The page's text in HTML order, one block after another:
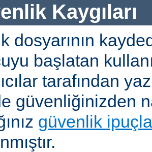
Kaygıları
dosyarının
başlatan
tarafından
güvenliğinizden
güvenlik